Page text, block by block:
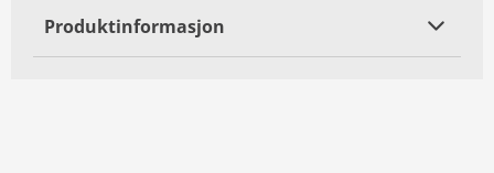
Produktinformasjon